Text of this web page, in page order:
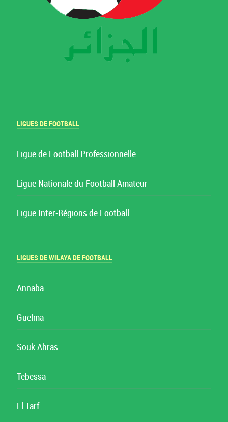
LIGUES DE FOOTBALL
Ligue de Football Professionnelle
Ligue Nationale du Football Amateur
Ligue Inter-Régions de Football
LIGUES DE WILAYA DE FOOTBALL
Annaba
Guelma
Souk Ahras
Tebessa
El Tarf